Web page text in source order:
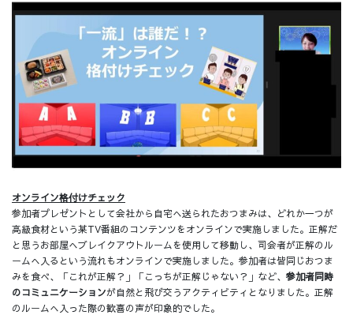
オンライン格付けチェック
参加者プレゼントとして会社から自宅へ送られたおつまみは、どれか一つが
高級食材という某TV番組のコンテンツをオンラインで実施しました。正解だ
と思うお部屋へブレイクアウトルームを使用して移動し、司会者が正解のル
ームへ入るという流れもオンラインで実施しました。参加者は皆同じおつま
みを食べ、「これが正解？」「こっちが正解じゃない？」など、 参加者同時
のコミュニケーションが自然と飛び交うアクティビティとなりました。正解
のルームへ入った際の歓喜の声が印象的でした。